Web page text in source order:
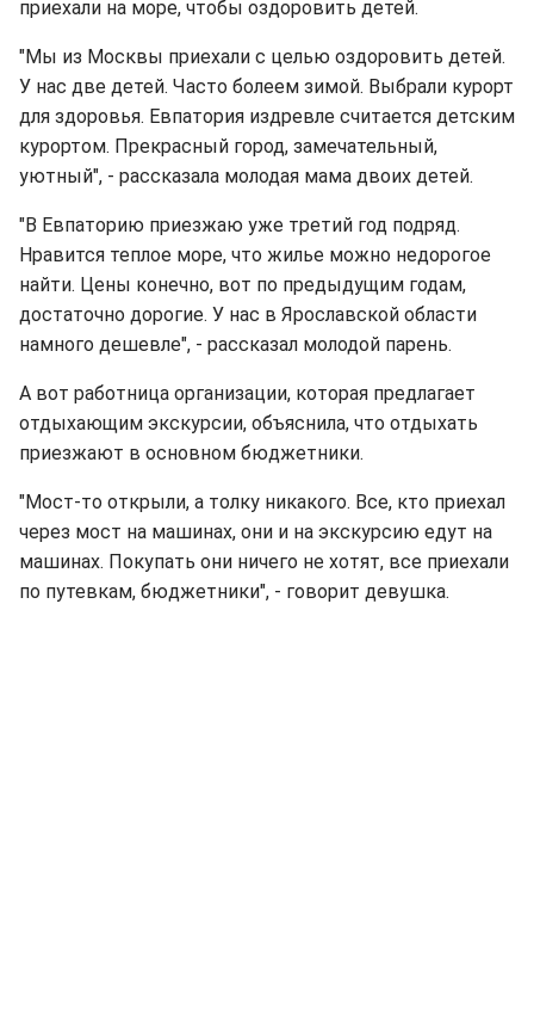
приехали на море, чтобы оздоровить детей.
"Мы из Москвы приехали с целью оздоровить детей.
У нас две детей. Часто болеем зимой. Выбрали курорт
для здоровья. Евпатория издревле считается детским
курортом. Прекрасный город, замечательный,
уютный", - рассказала молодая мама двоих детей.
"В Евпаторию приезжаю уже третий год подряд.
Нравится теплое море, что жилье можно недорогое
найти. Цены конечно, вот по предыдущим годам,
достаточно дорогие. У нас в Ярославской области
намного дешевле", - рассказал молодой парень.
А вот работница организации, которая предлагает
отдыхающим экскурсии, объяснила, что отдыхать
приезжают в основном бюджетники.
"Мост-то открыли, а толку никакого. Все, кто приехал
через мост на машинах, они и на экскурсию едут на
машинах. Покупать они ничего не хотят, все приехали
по путевкам, бюджетники", - говорит девушка.